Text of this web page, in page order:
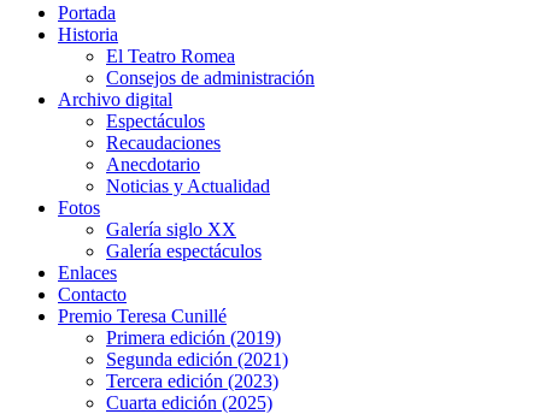
Portada
Historia
El Teatro Romea
Consejos de administración
Archivo digital
Espectáculos
Recaudaciones
Anecdotario
Noticias y Actualidad
Fotos
Galería siglo XX
Galería espectáculos
Enlaces
Contacto
Premio Teresa Cunillé
Primera edición (2019)
Segunda edición (2021)
Tercera edición (2023)
Cuarta edición (2025)